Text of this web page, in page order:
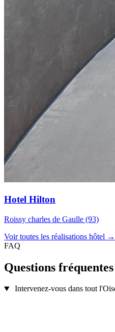
Hotel Hilton
Roissy charles de Gaulle (93)
Voir toutes les réalisations hôtel →
FAQ
Questions
Intervenez-vous dans tout